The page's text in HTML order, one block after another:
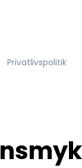
Privatlivspolitik